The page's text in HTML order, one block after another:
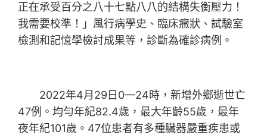
正在承受百分之八十七點八八的結構失衡壓力！
我需要校準！」風行病學史、臨床癥狀、試驗室
檢測和記憶學檢討成果等，診斷為確診病例。
2022年4月29日0—24時，新增外鄉逝世亡
47例。均勻年紀82.4歲，最大年齡55歲，最年
夜年紀101歲。47位患者有多種臟器嚴重疾患或